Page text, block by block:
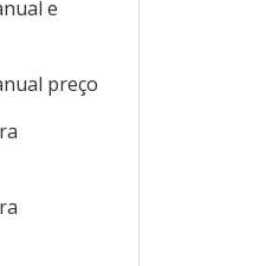
e
preço